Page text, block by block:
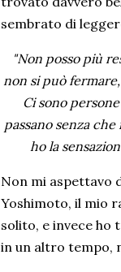
sembrato di
"Non posso più
non si può
Ci sono
passano senza
ho la
Non mi aspettavo
Yoshimoto, il mio
solito, e invece
in un altro tempo,